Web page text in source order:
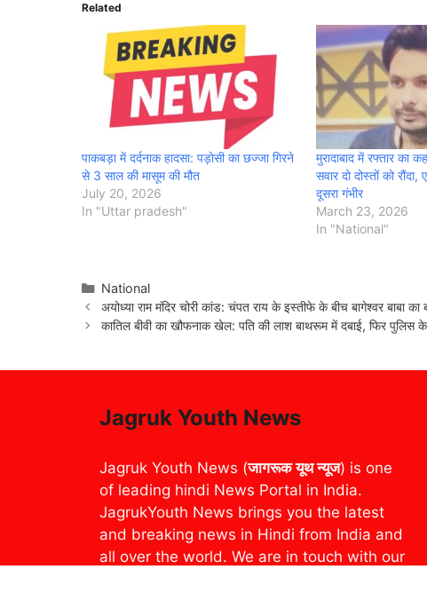
Related
पाकबड़ा में दर्दनाक हादसा: पड़ोसी का छज्जा गिरने
से 3 साल की मासूम की मौत
July 20, 2026
In "Uttar pradesh"
मुरादाबाद में रफ्तार का
सवार दो दोस्तों को
दूसरा गंभीर
March 23, 2026
In "National"
Categories
National
अयोध्या राम मंदिर चोरी कांड: चंपत राय के इस्तीफे के बीच बागेश्वर बाबा का
कातिल बीवी का खौफनाक खेल: पति की लाश बाथरूम में दबाई, फिर पुलिस
Jagruk Youth News
Jagruk Youth News (जागरूक यूथ न्यूज) is one
of leading hindi News Portal in India.
JagrukYouth News brings you the latest
and breaking news in Hindi from India and
all over the world. We are in touch with our